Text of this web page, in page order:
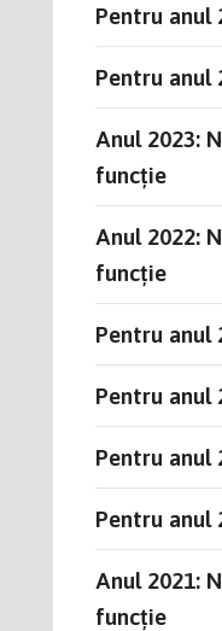
Pentru anul
Pentru anul
Anul 2023:
funcție
Anul 2022:
funcție
Pentru anul
Pentru anul
Pentru anul
Pentru anul
Anul 2021:
funcție